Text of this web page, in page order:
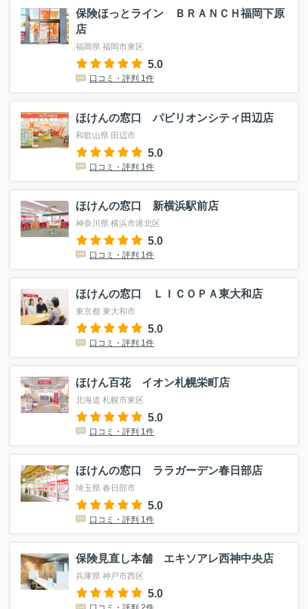
保険ほっとライン ＢＲＡＮＣＨ福岡下原
店
福岡県 福岡市東区
5.0
口コミ・評判 1件
ほけんの窓口 パビリオンシティ田辺店
和歌山県 田辺市
5.0
口コミ・評判 1件
ほけんの窓口 新横浜駅前店
神奈川県 横浜市港北区
5.0
口コミ・評判 1件
ほけんの窓口 ＬＩＣＯＰＡ東大和店
東京都 東大和市
5.0
口コミ・評判 1件
ほけん百花 イオン札幌栄町店
北海道 札幌市東区
5.0
口コミ・評判 1件
ほけんの窓口 ララガーデン春日部店
埼玉県 春日部市
5.0
口コミ・評判 1件
保険見直し本舗 エキソアレ西神中央店
兵庫県 神戸市西区
5.0